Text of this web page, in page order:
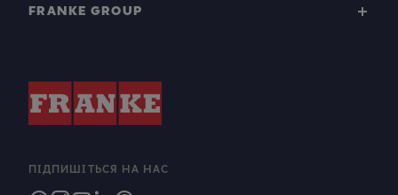
FRANKE GROUP
ПІДПИШІТЬСЯ НА НАС